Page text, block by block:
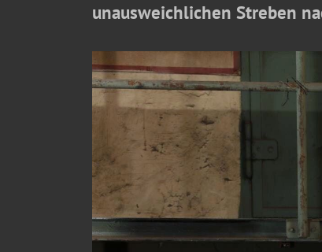
unausweichlichen Streben